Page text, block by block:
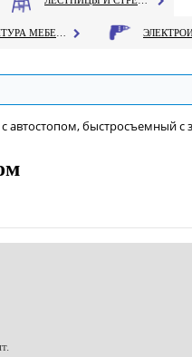
с автостопом, быстросъемный